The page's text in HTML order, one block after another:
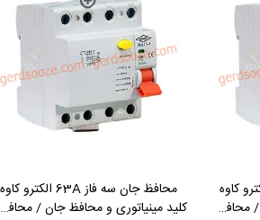
جان
محافظ جان سه فاز 63A الکترو کاوه
کلید مینیاتوری و محافظ جان / محافظ جان